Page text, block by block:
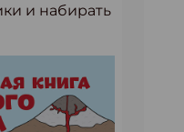
и набирать